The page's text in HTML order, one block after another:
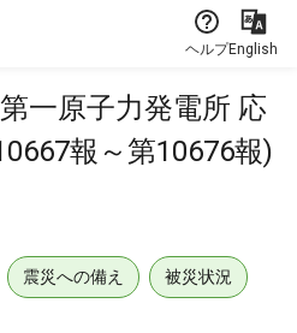
ヘルプEnglish
一原子力発電所 応
報～第10676報)
震災への備え 被災状況